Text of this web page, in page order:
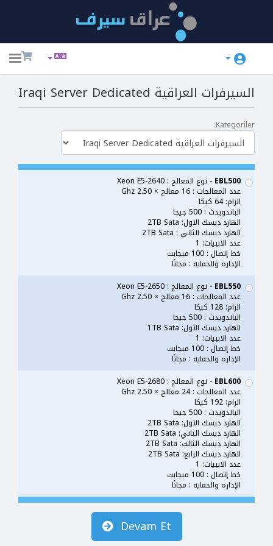
السيرفرات العراقية Iraqi Server Dedicated
Kategoriler:
EBL500 - نوع المعالج : Xeon E5-2640
عدد المعالجات : 16 معالج × 2.50 Ghz
الرام: 64 كيكا
الباندويدث : 500 جيجا
الهارد ديسك الاول: 2TB Sata
الهارد ديسك الثاني : 2TB Sata
عدد الايبيات: 1
خط إتصال : 100 ميجابت
الإداره والحمايه : مجانًا
EBL550 - نوع المعالج : Xeon E5-2650
عدد المعالجات : 16 معالج × 2.50 Ghz
الرام: 128 كيكا
الباندويدث : 500 جيجا
الهارد ديسك الاول: 1TB Sata
عدد الايبيات: 1
خط إتصال : 100 ميجابت
الإداره والحمايه : مجانًا
EBL600 - نوع المعالج : Xeon E5-2680
عدد المعالجات : 24 معالج × 2.50 Ghz
الرام: 192 كيكا
الباندويدث : 500 جيجا
الهارد ديسك الاول: 2TB Sata
الهارد ديسك الثاني: 2TB Sata
الهارد ديسك الثالث: 2TB Sata
الهارد ديسك الرابع: 2TB Sata
عدد الايبيات: 1
خط إتصال : 100 ميجابت
الإداره والحمايه : مجانًا
Devam Et